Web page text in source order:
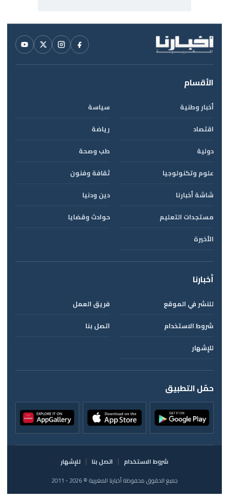
الأقسام
أخبار وطنية
سياسة
اقتصاد
رياضة
دولية
طب وصحة
علوم وتكنولوجيا
ثقافة وفنون
شاشة أخبارنا
دين ودنيا
مستجدات التعليم
حوادث وقضايا
الأخيرة
أخبارنا
للنشر في الموقع
فريق العمل
شروط الاستخدام
اتصل بنا
للإشهار
حمّل التطبيق
شروط الاستخدام اتصل بنا
للإشهار
جميع الحقوق محفوظة أخبارنا المغربية © 2026 - 2011